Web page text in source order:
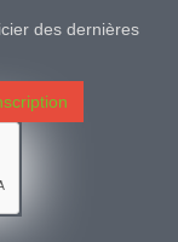
des dernières